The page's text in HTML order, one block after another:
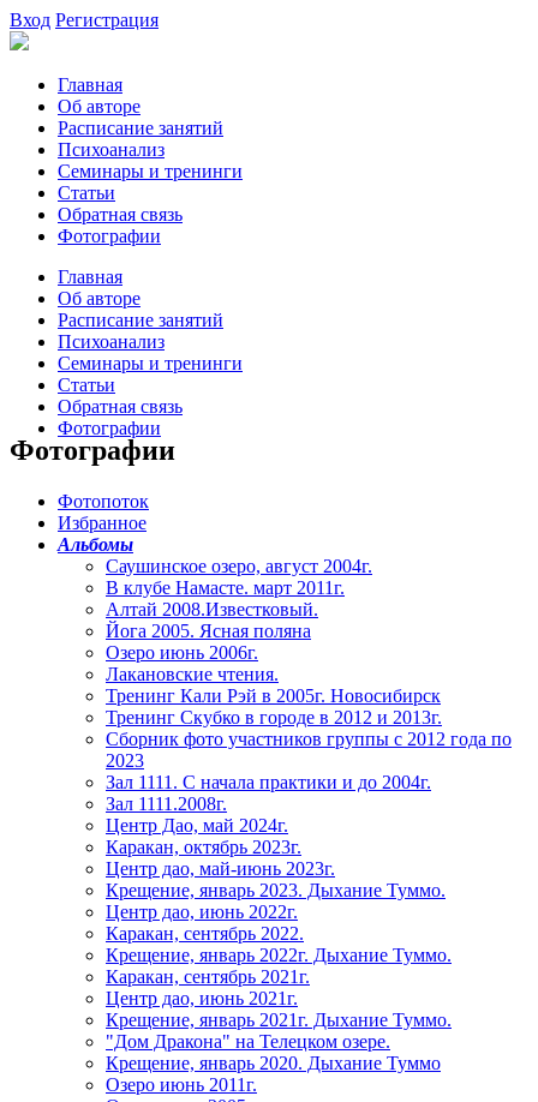
Вход Регистрация
Главная
Об авторе
Расписание занятий
Психоанализ
Семинары и тренинги
Статьи
Обратная связь
Фотографии
Главная
Об авторе
Расписание занятий
Психоанализ
Семинары и тренинги
Статьи
Обратная связь
Фотографии
Фотографии
Фотопоток
Избранное
Альбомы
Саушинское озеро, август 2004г.
В клубе Намасте. март 2011г.
Алтай 2008.Известковый.
Йога 2005. Ясная поляна
Озеро июнь 2006г.
Лакановские чтения.
Тренинг Кали Рэй в 2005г. Новосибирск
Тренинг Скубко в городе в 2012 и 2013г.
Сборник фото участников группы с 2012 года по
2023
Зал 1111. С начала практики и до 2004г.
Зал 1111.2008г.
Центр Дао, май 2024г.
Каракан, октябрь 2023г.
Центр дао, май-июнь 2023г.
Крещение, январь 2023. Дыхание Туммо.
Центр дао, июнь 2022г.
Каракан, сентябрь 2022.
Крещение, январь 2022г. Дыхание Туммо.
Каракан, сентябрь 2021г.
Центр дао, июнь 2021г.
Крещение, январь 2021г. Дыхание Туммо.
"Дом Дракона" на Телецком озере.
Крещение, январь 2020. Дыхание Туммо
Озеро июнь 2011г.